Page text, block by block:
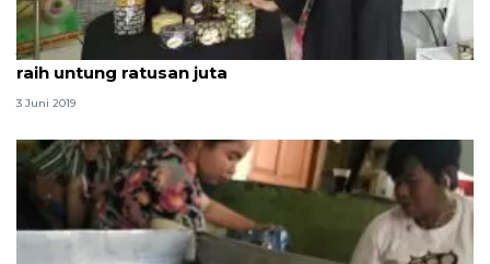
Jelang Lebaran pengusaha kue kering di Medan
raih untung ratusan juta
3 Juni 2019